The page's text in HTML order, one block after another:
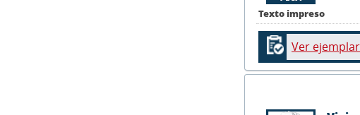
Texto impreso
Ver